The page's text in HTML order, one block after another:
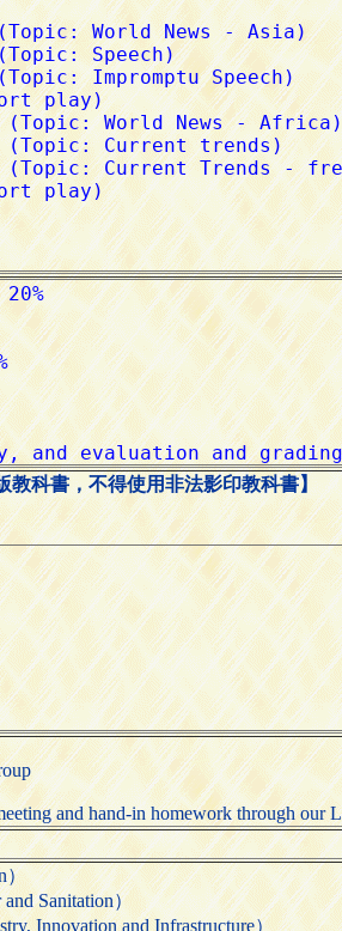
科書，不得使用非法影印教科書】
and hand-in homework through our
）
Sanitation）
Innovation and Infrastructure）